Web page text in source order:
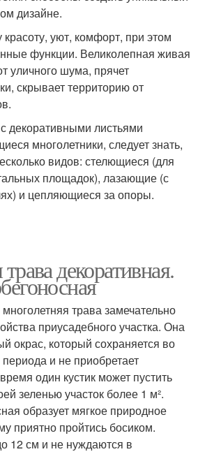
дизайне.
уют, комфорт, при этом
функции. Великолепная живая
уличного шума, прячет
скрывает территорию от
декоративными листьями
многолетники, следует знать,
видов: стелющиеся (для
площадок), лазающие (с
и цепляющиеся за опоры.
декоративная.
трава замечательно
приусадебного участка. Она
окрас, который сохраняется во
и не приобретает
один кустик может пустить
зеленью участок более 1 м².
образует мягкое природное
приятно пройтись босиком.
12 см и не нуждаются в